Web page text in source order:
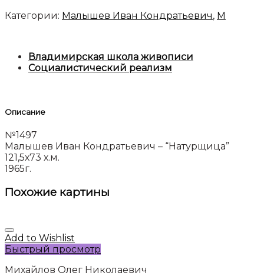
Категории: Малышев Иван Кондратьевич, М
Владимирская школа живописи
Социалистический реализм
Описание
№1497
Малышев Иван Кондратьевич – “Натурщица”
121,5х73 х.м.
1965г.
Похожие картины
Add to Wishlist
Быстрый просмотр
Михайлов Олег Николаевич